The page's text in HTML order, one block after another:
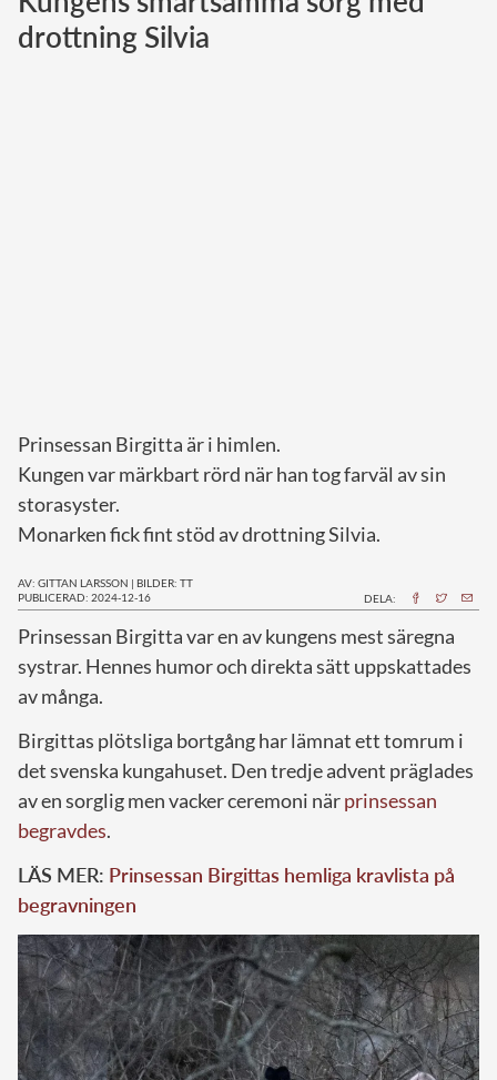
Norska kungahuset
drottning Silvia
Prinsessan Birgitta är i himlen.
Kungen var märkbart rörd när han tog farväl av sin
storasyster.
Monarken fick fint stöd av drottning Silvia.
AV: GITTAN LARSSON | BILDER: TT
PUBLICERAD: 2024-12-16
DELA:
Prinsessan Birgitta var en av kungens mest säregna
systrar. Hennes humor och direkta sätt uppskattades
av många.
Birgittas plötsliga bortgång har lämnat ett tomrum i
det svenska kungahuset. Den tredje advent präglades
av en sorglig men vacker ceremoni närprinsessan
begravdes.
LÄS MER: Prinsessan Birgittas hemliga kravlista på
begravningen